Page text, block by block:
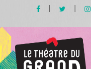
| |